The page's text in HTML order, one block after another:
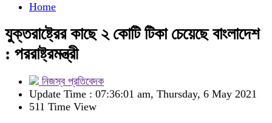
Home
যুক্তরাষ্ট্রের কাছে ২ কোটি টিকা চেয়েছে বাংলাদেশ
: পররাষ্ট্রমন্ত্রী
নিজস্ব প্রতিবেদক
Update Time : 07:36:01 am, Thursday, 6 May 2021
511 Time View